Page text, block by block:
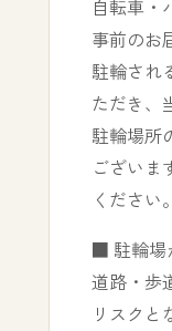
自転車・
事前のお
駐輪され
ただき、
駐輪場所
ございま
ください。
■ 駐輪場
道路・歩
リスクと